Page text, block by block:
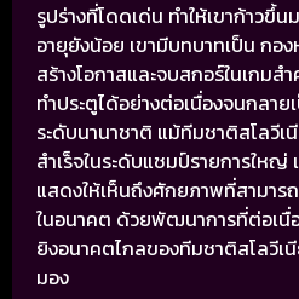
รูปร่างที่โดดเด่น ทำให้เขาก้าว
อายุยังน้อย เขามีบทบาทเป็น กอ
สร้างโอกาสและจบสกอร์ในเกม
ทำประตูได้อย่างต่อเนื่องจนกลาย
ระดับนานาชาติ แม้ทีมชาติสโลวีเ
สำเร็จในระดับแชมป์รายการให
แสดงให้เห็นถึงศักยภาพที่สามาร
ในอนาคต ด้วยพัฒนาการที่ต่อเนื่อ
ยิงอนาคตไกลของทีมชาติสโลวี
มอง